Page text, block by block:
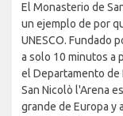
El Monasterio de
un ejemplo de por
UNESCO. Fundado
a solo 10 minutos a
el Departamento de
San Nicolò l'Arena
grande de Europa y